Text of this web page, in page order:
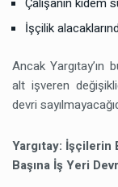
İşçilik
Ancak
alt işveren
devri
Yargıtay: İşçilerin
Başına İş Yeri